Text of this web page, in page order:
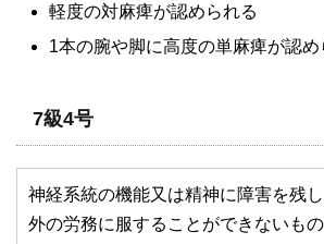
軽度の対麻痺が認められる
1本の腕や脚に高度の単麻痺が認め
7級4号
神経系統の機能又は精神に障害を残
外の労務に服することができないもの